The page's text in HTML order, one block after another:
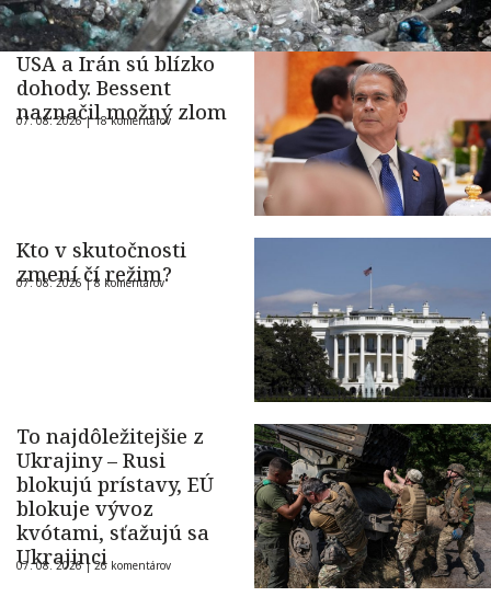
USA a Irán sú blízko
dohody. Bessent
naznačil možný zlom
07. 08. 2026 |18 komentárov
Kto v skutočnosti
zmení čí režim?
07. 08. 2026 |8 komentárov
To najdôležitejšie z
Ukrajiny – Rusi
blokujú prístavy, EÚ
blokuje vývoz
kvótami, sťažujú sa
Ukrajinci
07. 08. 2026 |26 komentárov